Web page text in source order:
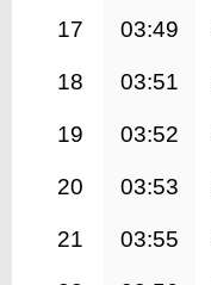
17 03:49
18 03:51
19 03:52
20 03:53
21 03:55